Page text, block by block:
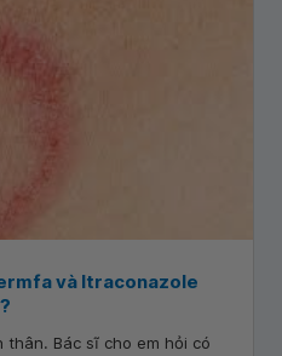
và Itraconazole
thân. Bác sĩ cho em hỏi có